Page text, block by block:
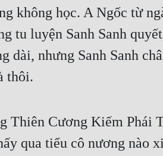
không học. A Ngốc từ
tu luyện Sanh Sanh
nhưng Sanh Sanh
thôi.
Thiên Cương Kiếm Phái
qua tiểu cô nương nào